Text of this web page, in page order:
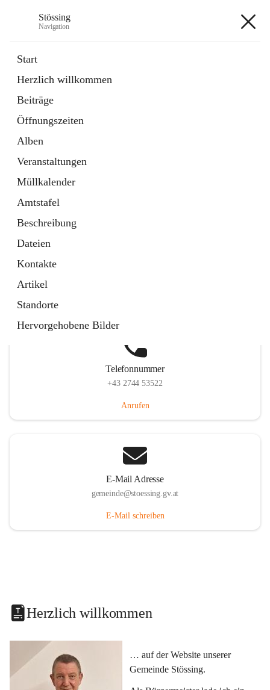
Stössing
Navigation
Start
Herzlich willkommen
Beiträge
Öffnungszeiten
Alben
Veranstaltungen
Müllkalender
Amtstafel
Beschreibung
Dateien
Kontakte
Artikel
Standorte
Hervorgehobene Bilder
Datei
in
Tab
Kindergarten
öffnet
in
neuem
Tab
Telefonnummer
+43 2744 53522
Anrufen
E-Mail Adresse
gemeinde@stoessing.gv.at
E-Mail schreiben
Herzlich willkommen
… auf der Website unserer
Gemeinde Stössing.